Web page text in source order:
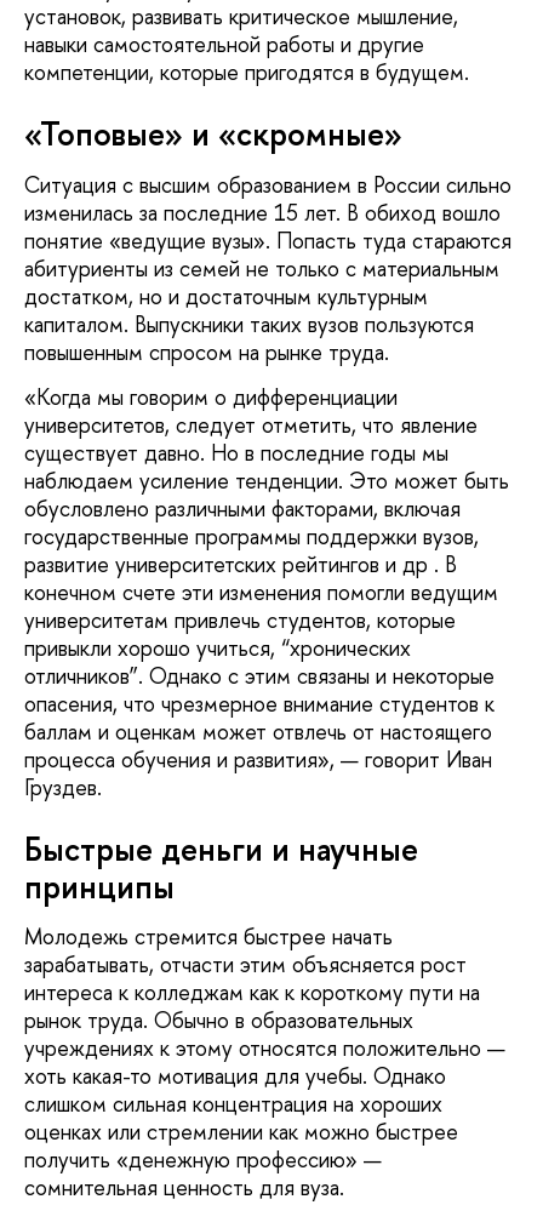
установок, развивать критическое мышление,
навыки самостоятельной работы и другие
компетенции, которые пригодятся в будущем.
«Топовые» и «скромные»
Ситуация с высшим образованием в России сильно
изменилась за последние 15 лет. В обиход вошло
понятие «ведущие вузы». Попасть туда стараются
абитуриенты из семей не только с материальным
достатком, но и достаточным культурным
капиталом. Выпускники таких вузов пользуются
повышенным спросом на рынке труда.
«Когда мы говорим о дифференциации
университетов, следует отметить, что явление
существует давно. Но в последние годы мы
наблюдаем усиление тенденции. Это может быть
обусловлено различными факторами, включая
государственные программы поддержки вузов,
развитие университетских рейтингов и др . В
конечном счете эти изменения помогли ведущим
университетам привлечь студентов, которые
привыкли хорошо учиться, “хронических
отличников”. Однако с этим связаны и некоторые
опасения, что чрезмерное внимание студентов к
баллам и оценкам может отвлечь от настоящего
процесса обучения и развития», — говорит Иван
Груздев.
Быстрые деньги и научные
принципы
Молодежь стремится быстрее начать
зарабатывать, отчасти этим объясняется рост
интереса к колледжам как к короткому пути на
рынок труда. Обычно в образовательных
учреждениях к этому относятся положительно —
хоть какая-то мотивация для учебы. Однако
слишком сильная концентрация на хороших
оценках или стремлении как можно быстрее
получить «денежную профессию» —
сомнительная ценность для вуза.